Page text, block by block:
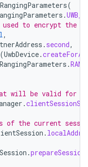
RangingParameters(
.
to encrypt the
,
. second,
(UwbDevice.
.
will be valid for a
.
of the current
.
.prepareSession